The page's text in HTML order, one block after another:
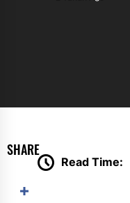
SHARE
Read Time: